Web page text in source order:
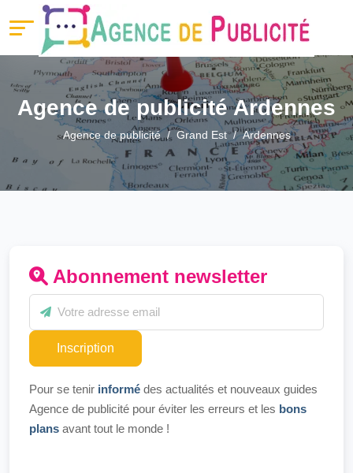
Agence de publicité Ardennes
Agence de publicité Grand Est Ardennes
Abonnement newsletter
Inscription
Pour se tenir informé des actualités et nouveaux guides
Agence de publicité pour éviter les erreurs et les bons
plans avant tout le monde !